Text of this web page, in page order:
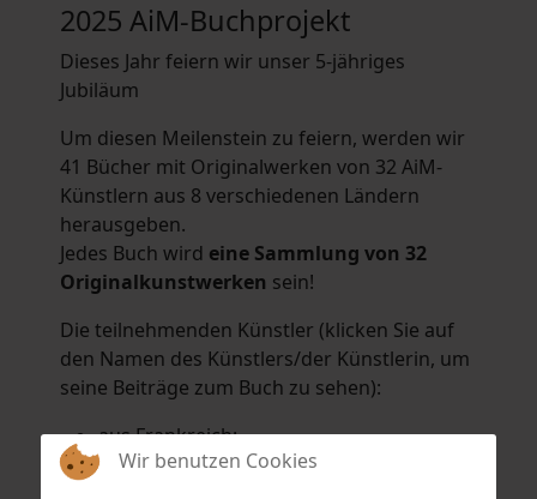
2025 AiM-Buchprojekt
Dieses Jahr feiern wir unser 5-jähriges
Jubiläum
Um diesen Meilenstein zu feiern, werden wir
41 Bücher mit Originalwerken von 32 AiM-
Künstlern aus 8 verschiedenen Ländern
herausgeben.
Jedes Buch wird eine Sammlung von 32
Originalkunstwerken sein!
Die teilnehmenden Künstler (klicken Sie auf
den Namen des Künstlers/der Künstlerin, um
seine Beiträge zum Buch zu sehen):
aus Frankreich:
Hélène Argo,Didier Bonnot
Wir benutzen Cookies